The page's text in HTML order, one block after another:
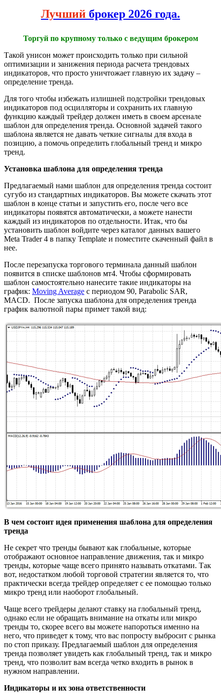
Лучший брокер 2026 года.
Торгуй по крупному только с ведущим брокером
Такой унисон может происходить только при сильной
оптимизации и занижения периода расчета трендовых
индикаторов, что просто уничтожает главную их задачу –
определение тренда.
Для того чтобы избежать излишней подстройки трендовых
индикаторов под осцилляторы и сохранить их главную
функцию каждый трейдер должен иметь в своем арсенале
шаблон для определения тренда. Основной задачей такого
шаблона является не давать четкие сигналы для входа в
позицию, а помочь определить глобальный тренд и микро
тренд.
Установка шаблона для определения тренда
Предлагаемый нами шаблон для определения тренда состоит
сугубо из стандартных индикаторов. Вы можете скачать этот
шаблон в конце статьи и запустить его, после чего все
индикаторы появятся автоматически, а можете нанести
каждый из индикаторов по отдельности. Итак, что бы
установить шаблон войдите через каталог данных вашего
Meta Trader 4 в папку Template и поместите скаченный файл в
нее.
После перезапуска торгового терминала данный шаблон
появится в списке шаблонов мт4. Чтобы сформировать
шаблон самостоятельно нанесите такие индикаторы на
график: Moving Average с периодом 90, Parabolic SAR,
MACD. После запуска шаблона для определения тренда
график валютной пары примет такой вид:
В чем состоит идея применения шаблона для определения
тренда
Не секрет что тренды бывают как глобальные, которые
отображают основное направление движения, так и микро
тренды, которые чаще всего принято называть откатами. Так
вот, недостатком любой торговой стратегии является то, что
практически всегда трейдер определяет с ее помощью только
микро тренд или наоборот глобальный.
Чаще всего трейдеры делают ставку на глобальный тренд,
однако если не обращать внимание на откаты или микро
тренды то, скорее всего вы можете напороться именно на
него, что приведет к тому, что вас попросту выбросит с рынка
по стоп приказу. Предлагаемый шаблон для определения
тренда позволяет увидеть как глобальный тренд, так и микро
тренд, что позволит вам всегда четко входить в рынок в
нужном направлении.
Индикаторы и их зона ответственности